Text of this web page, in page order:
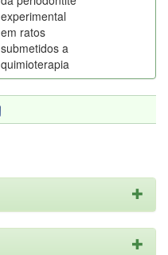
experimental
em ratos
submetidos a
quimioterapia